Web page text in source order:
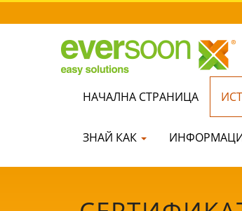
НАЧАЛНА СТРАНИЦА
ЗНАЙ КАК